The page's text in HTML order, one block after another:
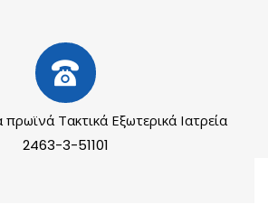
Τακτικά Εξωτερικά Ιατρεία
2463-3-51101